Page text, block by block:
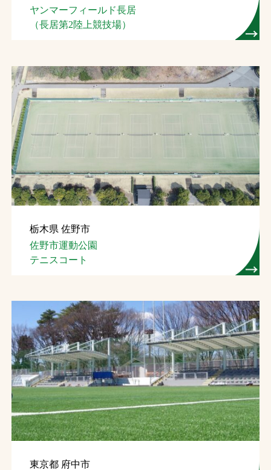
ヤンマーフィールド長居
（長居第2陸上競技場）
栃木県 佐野市
佐野市運動公園
テニスコート
東京都 府中市